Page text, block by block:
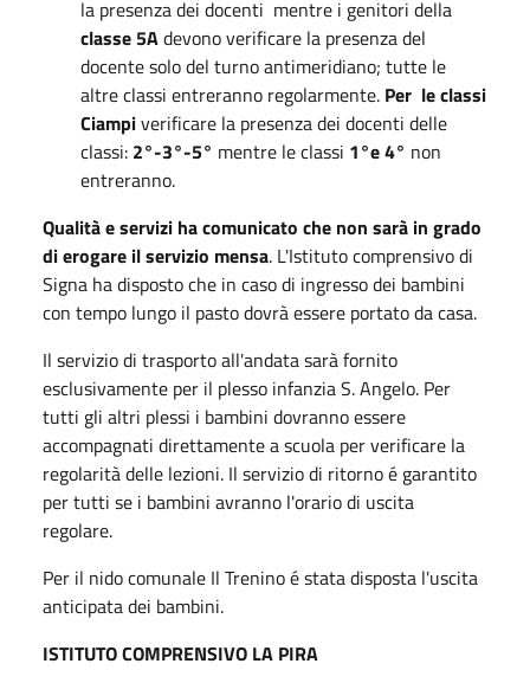
la presenza dei docenti mentre i genitori della
classe 5Adevono verificare la presenza del
docente solo del turno antimeridiano; tutte le
altre classi entreranno regolarmente. Per le classi
Ciampiverificare la presenza dei docenti delle
classi: 2°-3°-5° mentre le classi 1°e 4° non
entreranno.
Qualità e servizi ha comunicato che non sarà in grado
di erogare il servizio mensa. L'Istituto comprensivo di
Signa ha disposto che in caso di ingresso dei bambini
con tempo lungo il pasto dovrà essere portato da casa.
Il servizio di trasporto all'andata sarà fornito
esclusivamente per il plesso infanzia S. Angelo. Per
tutti gli altri plessi i bambini dovranno essere
accompagnati direttamente a scuola per verificare la
regolarità delle lezioni. Il servizio di ritorno é garantito
per tutti se i bambini avranno l'orario di uscita
regolare.
Per il nido comunale Il Trenino é stata disposta l'uscita
anticipata dei bambini.
ISTITUTO COMPRENSIVO LA PIRA